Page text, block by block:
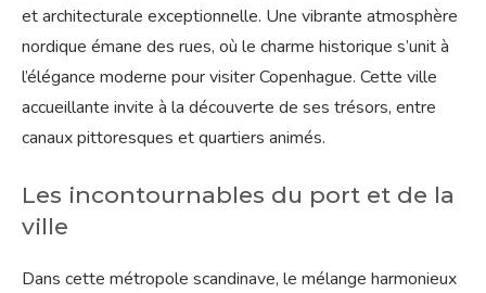
et architecturale exceptionnelle. Une vibrante atmosphère
nordique émane des rues, où le charme historique s’unit à
l’élégance moderne pour visiter Copenhague. Cette ville
accueillante invite à la découverte de ses trésors, entre
canaux pittoresques et quartiers animés.
Les incontournables du port et de la
ville
Dans cette métropole scandinave, le mélange harmonieux